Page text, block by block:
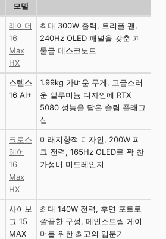
모델
레이더
16
Max
HX
최대 300W 출력, 트리플 팬,
240Hz OLED 패널을 갖춘 괴
물급 데스크노트
스텔스
16 AI+
1.99kg 가벼운 무게, 고급스러
운 알루미늄 디자인에 RTX
5080 성능을 담은 슬림 플래그
십
크로스
헤어
16
Max
HX
미래지향적 디자인, 200W 피
크 전력, 165Hz OLED로 꽉 찬
가성비 미드레인지
사이보
그 15
MAX
최대 140W 전력, 후면 포트로
깔끔한 구성, 메인스트림 게이
머를 위한 최고의 입문기